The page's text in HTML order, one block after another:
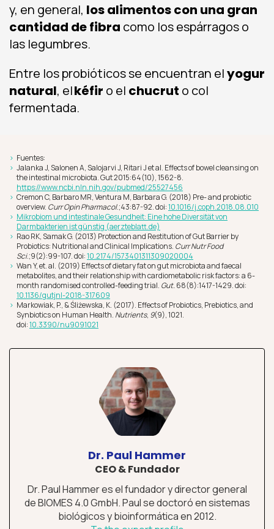
y, en general, los alimentos con una gran
cantidad de fibra como los espárragos o
las legumbres.
Entre los probióticos se encuentran elyogur
natural, elkéfir o el chucrut o col
fermentada.
Fuentes:
Jalanka J, Salonen A, Salojarvi J, Ritari J et al. Effects of bowel cleansing on
the intestinal microbiota. Gut 2015:64(10), 1562-8.
https://www.ncbi.nln.nih.gov/pubmed/25527456
Cremon C, Barbaro MR, Ventura M, Barbara G. (2018) Pre- and probiotic
overview. Curr Opin Pharmacol.;43:87-92. doi:10.1016/j.coph.2018.08.010
Mikrobiom und intestinale Gesundheit: Eine hohe Diversität von
Darmbakterien ist günstig (aerzteblatt.de)
Rao RK, Samak G. (2013) Protection and Restitution of Gut Barrier by
Probiotics: Nutritional and Clinical Implications. Curr Nutr Food
Sci.;9(2):99-107. doi:10.2174/1573401311309020004
Wan Y, et. al. (2019) Effects of dietary fat on gut microbiota and faecal
metabolites, and their relationship with cardiometabolic risk factors: a 6-
month randomised controlled-feeding trial. Gut.68(8):1417-1429. doi:
10.1136/gutjnl-2018-317609
Markowiak, P., & Śliżewska, K. (2017). Effects of Probiotics, Prebiotics, and
Synbiotics on Human Health. Nutrients, 9(9), 1021.
doi:10.3390/nu9091021
Dr. Paul Hammer
CEO & Fundador
Dr. Paul Hammer es el fundador y director general
de BIOMES 4.0 GmbH. Paul se doctoró en sistemas
biológicos y bioinformática en 2012.